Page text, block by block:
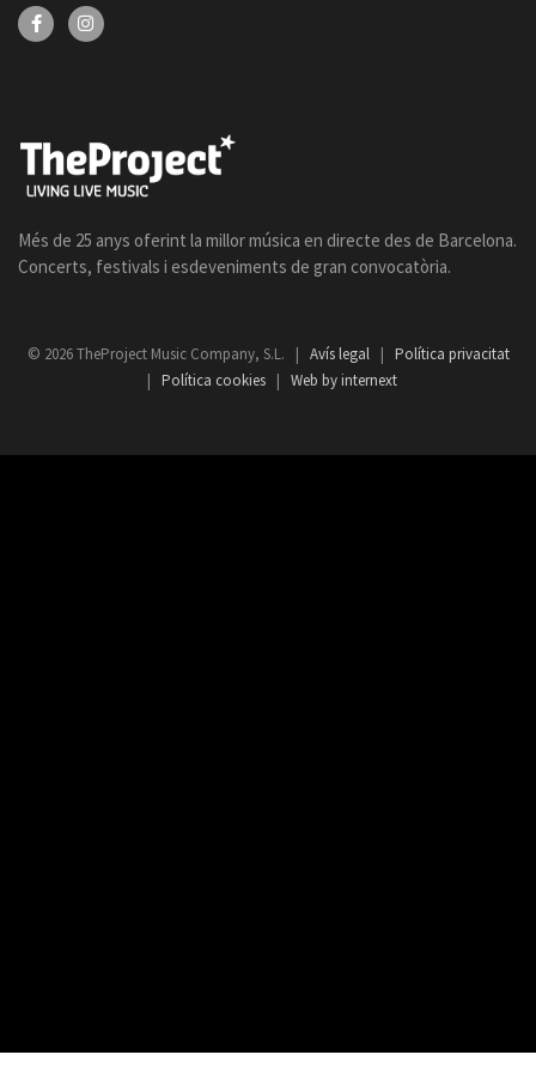
Més de 25 anys oferint la millor música en directe des de Barcelona.
Concerts, festivals i esdeveniments de gran convocatòria.
© 2026 TheProject Music Company, S.L. | Avís legal | Política privacitat
| Política cookies | Web by internext